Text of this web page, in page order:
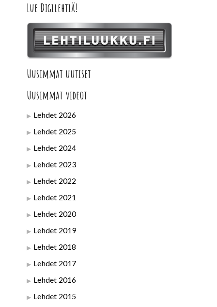
Lue Digilehtiä!
Uusimmat uutiset
Uusimmat videot
Lehdet 2026
Lehdet 2025
Lehdet 2024
Lehdet 2023
Lehdet 2022
Lehdet 2021
Lehdet 2020
Lehdet 2019
Lehdet 2018
Lehdet 2017
Lehdet 2016
Lehdet 2015